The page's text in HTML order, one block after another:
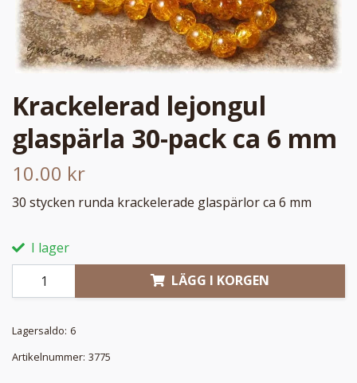
Krackelerad lejongul
glaspärla 30-pack ca 6 mm
10.00 kr
30 stycken runda krackelerade glaspärlor ca 6 mm
I lager
LÄGG I KORGEN
Lagersaldo: 6
Artikelnummer: 3775